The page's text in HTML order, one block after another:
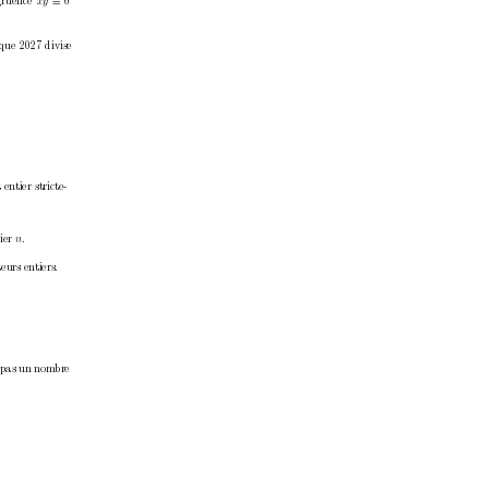
≡
2027 divise
entier stricte-
n.
entiers.
pas un nombre